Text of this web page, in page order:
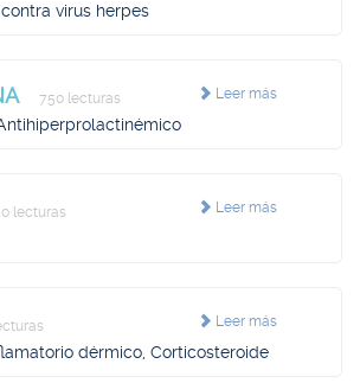
virus herpes
Leer más
750 lecturas
Leer más
lecturas
Leer más
dérmico, Corticosteroide